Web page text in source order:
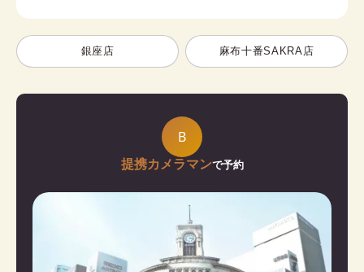
銀座店 麻布十番SAKRA店
B
提携カメラマンで予約